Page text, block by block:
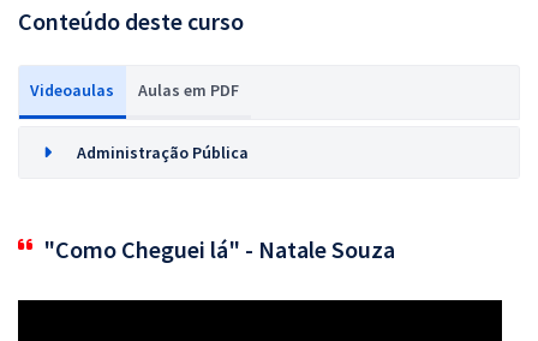
Conteúdo deste curso
Videoaulas Aulas em PDF
Administração Pública
"Como Cheguei lá" - Natale Souza